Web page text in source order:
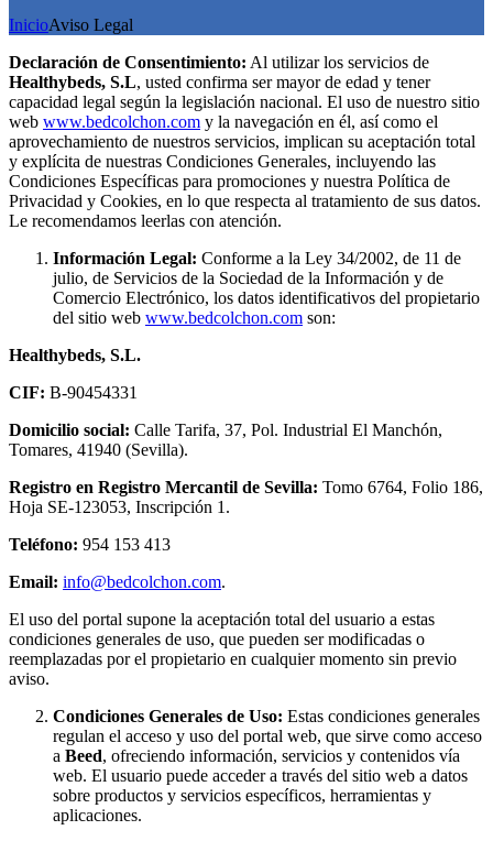
InicioAviso Legal
Declaración de Consentimiento: Al utilizar los servicios de
Healthybeds, S.L, usted confirma ser mayor de edad y tener
capacidad legal según la legislación nacional. El uso de nuestro sitio
web www.bedcolchon.com y la navegación en él, así como el
aprovechamiento de nuestros servicios, implican su aceptación total
y explícita de nuestras Condiciones Generales, incluyendo las
Condiciones Específicas para promociones y nuestra Política de
Privacidad y Cookies, en lo que respecta al tratamiento de sus datos.
Le recomendamos leerlas con atención.
Información Legal: Conforme a la Ley 34/2002, de 11 de
julio, de Servicios de la Sociedad de la Información y de
Comercio Electrónico, los datos identificativos del propietario
del sitio web www.bedcolchon.com son:
Healthybeds, S.L.
CIF: B-90454331
Domicilio social: Calle Tarifa, 37, Pol. Industrial El Manchón,
Tomares, 41940 (Sevilla).
Registro en Registro Mercantil de Sevilla: Tomo 6764, Folio 186,
Hoja SE-123053, Inscripción 1.
Teléfono: 954 153 413
Email: info@bedcolchon.com.
El uso del portal supone la aceptación total del usuario a estas
condiciones generales de uso, que pueden ser modificadas o
reemplazadas por el propietario en cualquier momento sin previo
aviso.
Condiciones Generales de Uso: Estas condiciones generales
regulan el acceso y uso del portal web, que sirve como acceso
a Beed, ofreciendo información, servicios y contenidos vía
web. El usuario puede acceder a través del sitio web a datos
sobre productos y servicios específicos, herramientas y
aplicaciones.